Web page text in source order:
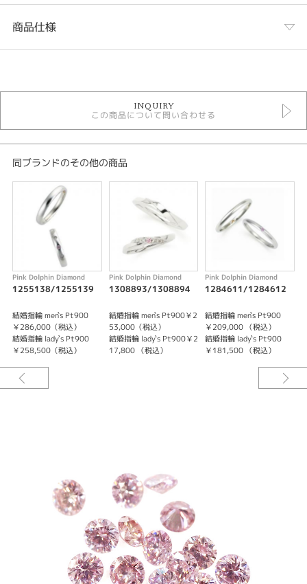
商品仕様
結婚指輪
Pink Dolphin Diamond 結婚指輪
デザイン
テイスト
結婚指輪 キュート
ピンクダイヤモンド
性別
レディース
メンズ
紹介文
センターに大きめのピンクダイヤモンドをあしらうことでリングにメリハリ
ピンクドルフィンダイヤモンド
「約束された愛」それはピンクダイアの持つ石言葉 ピンクドルフィンに恋人
同士や夫婦で遭遇すると、その人には幸運が訪れ 生涯添い遂げられると言わ
れています。 リング内側に想いを込めて 永遠に続くふたりの幸せを見守る
INQUIRY
この商品について問い合わせる
同ブランドのその他の商品
Pink Dolphin Diamond
1255138/1255139
結婚指輪 men`s Pt900
￥286,000（税込）
結婚指輪 lady`s Pt900
￥258,500（税込）
Pink Dolphin Diamond
1308893/1308894
結婚指輪 men`s Pt900￥2
53,000（税込）
結婚指輪 lady`s Pt900￥2
17,800 （税込）
Pink Dolphin Diamond
1284611/1284612
結婚指輪 men`s Pt900
￥209,000 （税込）
結婚指輪 lady`s Pt900
￥181,500 （税込）